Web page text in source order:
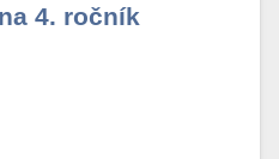
4. ročník